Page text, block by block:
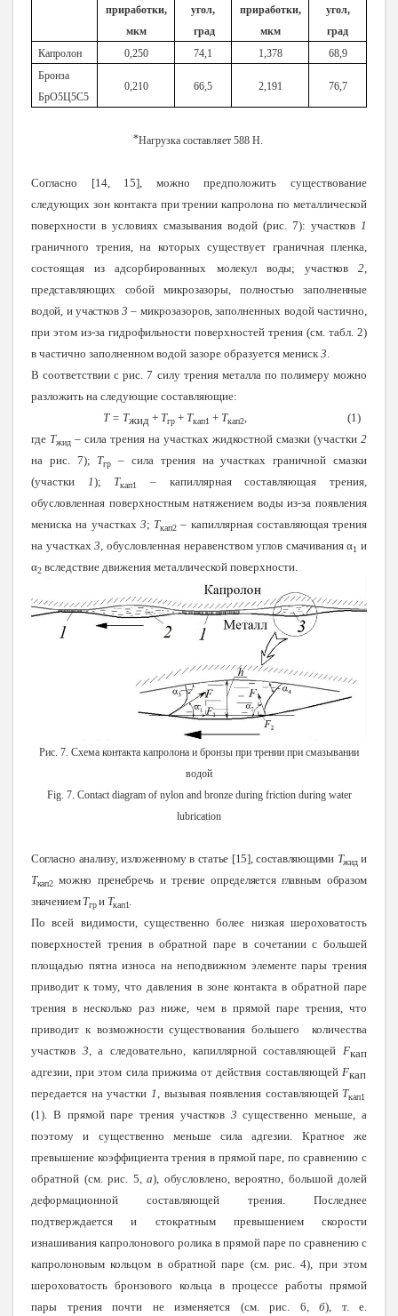
приработки,
мкм
угол,
град
приработки,
мкм
угол,
град
Капролон
0,250 74,1 1,378
68,9
Бронза
БрО5Ц5С5
0,210 66,5 2,191 76,7
⃰ Нагрузка составляет 588 Н.
Согласно [14, 15], можно предположить существование
следующих зон контакта при трении капролона по металлической
поверхности в условиях смазывания водой (рис. 7): участков 1
граничного трения, на которых существует граничная пленка,
состоящая из адсорбированных молекул воды; участков2,
представляющих собой микрозазоры, полностью заполненные
водой, и участков3 – микрозазоров, заполненных водой частично,
при этом из-за гидрофильности поверхностей трения (см. табл. 2)
в частично заполненном водой зазоре образуется мениск3.
В соответствии с рис. 7 силу трения металла по полимеру можно
разложить на следующие составляющие:
Т = Тжид + Тгр+ Ткап1 + Ткап2,
(1)
где Тжид – сила трения на участках жидкостной смазки (участки 2
на рис. 7); Тгр
– сила трения на участках граничной смазки
(участки 1); Ткап1– капиллярная составляющая трения,
обусловленная поверхностным натяжением воды из-за появления
мениска на участках 3; Ткап2– капиллярная составляющая трения
на участках3, обусловленная неравенством углов смачивания α1 и
α2 вследствие движения металлической поверхности.
Рис. 7. Схема контакта капролона и бронзы при трении при смазывании
водой
Fig. 7. Contact diagram of nylon and bronze during friction during water
lubrication
Согласно анализу, изложенному в статье [15], составляющими Тжиди
Ткап2можно пренебречь и трение определяется главным образом
значением Тгри Ткап1.
По всей видимости, существенно более низкая шероховатость
поверхностей трения в обратной паре в сочетании с большей
площадью пятна износа на неподвижном элементе пары трения
приводит к тому, что давления в зоне контакта в обратной паре
трения в несколько раз ниже, чем в прямой паре трения, что
приводит к возможности существования большего количества
участков 3, а следовательно, капиллярной составляющейFкап
адгезии, при этом сила прижима от действия составляющей Fкап
передается на участки 1, вызывая появления составляющей Ткап1
(1). В прямой паре трения участков 3 существенно меньше, а
поэтому и существенно меньше сила адгезии. Кратное же
превышение коэффициента трения в прямой паре, по сравнению с
обратной (см. рис. 5, а), обусловлено, вероятно, большой долей
деформационной составляющей трения. Последнее
подтверждается и стократным превышением скорости
изнашивания капролонового ролика в прямой паре по сравнению с
капролоновым кольцом в обратной паре (см. рис. 4), при этом
шероховатость бронзового кольца в процессе работы прямой
пары трения почти не изменяется (см. рис. 6, б), т. е.